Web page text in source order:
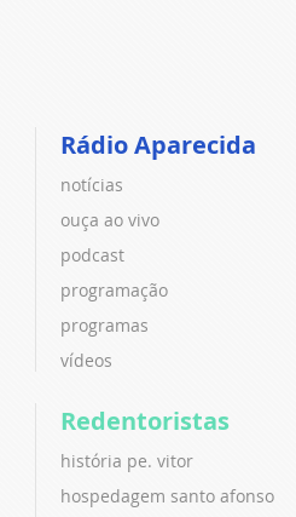
Rádio Aparecida
notícias
ouça ao vivo
podcast
programação
programas
vídeos
Redentoristas
história pe. vitor
hospedagem santo afonso